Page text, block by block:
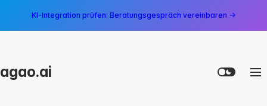
KI-Integration prüfen: Beratungsgespräch vereinbaren →
agao.ai